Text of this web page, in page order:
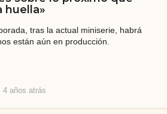
huella»
tras la actual miniserie, habrá
están aún en producción.
4 años atrás